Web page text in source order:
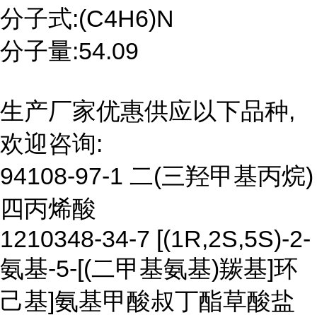
分子式:(C4H6)N
分子量:54.09
生产厂家优惠供应以下品种,
欢迎咨询:
94108-97-1 二(三羟甲基丙烷)
四丙烯酸
1210348-34-7 [(1R,2S,5S)-2-
氨基-5-[(二甲基氨基)羰基]环
己基]氨基甲酸叔丁酯草酸盐